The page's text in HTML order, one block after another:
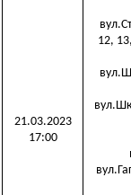
21.03.2023
17:00
12,